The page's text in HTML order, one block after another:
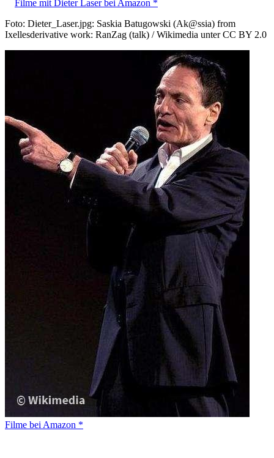
Filme mit Dieter Laser bei Amazon *
Foto: Dieter_Laser.jpg: Saskia Batugowski (Ak@ssia) from
Ixellesderivative work: RanZag (talk) / Wikimedia unter CC BY 2.0
Filme bei Amazon *